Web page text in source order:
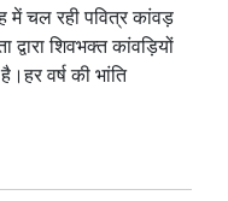
में चल रही पवित्र कांवड़
द्वारा शिवभक्त कांवड़ियों
वर्ष की भांति